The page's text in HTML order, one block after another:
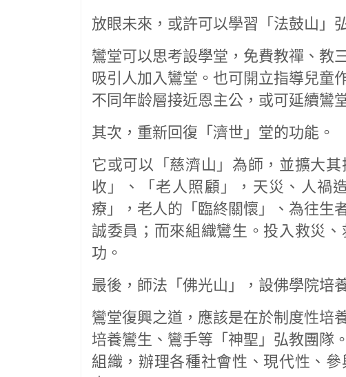
放眼未來，或許可以學習「法鼓山」
鸞堂可以思考設學堂，免費教禪、教
吸引人加入鸞堂。也可開立指導兒童
不同年龄層接近恩主公，或可延續鸞
其次，重新回復「濟世」堂的功能。
它或可以「慈濟山」為師，並擴大
收」、「老人照顧」，天災、人禍
療」，老人的「臨終關懷」、為往生
誠委員；而來組織鸞生。投入救災
功。
最後，師法「佛光山」，設佛學院培
鸞堂復興之道，應該是在於制度性培
培養鸞生、鸞手等「神聖」弘教團隊
組織，辦理各種社會性、現代性、